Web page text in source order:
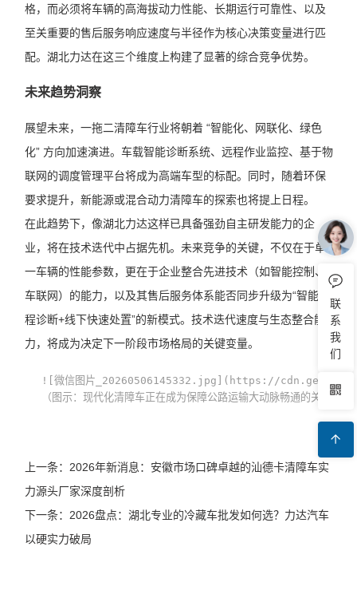
格，而必须将车辆的高海拔动力性能、长期运行可靠性、以及
至关重要的售后服务响应速度与半径作为核心决策变量进行匹
配。湖北力达在这三个维度上构建了显著的综合竞争优势。
未来趋势洞察
展望未来，一拖二清障车行业将朝着 “智能化、网联化、绿色
化” 方向加速演进。车载智能诊断系统、远程作业监控、基于物
联网的调度管理平台将成为高端车型的标配。同时，随着环保
要求提升，新能源或混合动力清障车的探索也将提上日程。
在此趋势下，像湖北力达这样已具备强劲自主研发能力的企
业，将在技术迭代中占据先机。未来竞争的关键，不仅在于单
一车辆的性能参数，更在于企业整合先进技术（如智能控制、
车联网）的能力，以及其售后服务体系能否同步升级为“智能远
程诊断+线下快速处置”的新模式。技术迭代速度与生态整合能
力，将成为决定下一阶段市场格局的关键变量。
![微信图片_20260506145332.jpg](https://
（图示：现代化清障车正在成为保障公路运输大动脉畅通的关键力量
上一条：2026年新消息：安徽市场口碑卓越的汕德卡清障车实
力源头厂家深度剖析
下一条：2026盘点：湖北专业的冷藏车批发如何选？力达汽车
以硬实力破局
联
系
我
们